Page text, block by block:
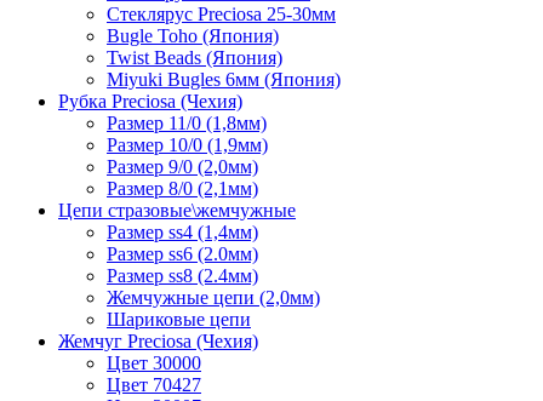
Стеклярус Preciosa 25-30мм
Bugle Toho (Япония)
Twist Beads (Япония)
Miyuki Bugles 6мм (Япония)
Рубка Preciosa (Чехия)
Размер 11/0 (1,8мм)
Размер 10/0 (1,9мм)
Размер 9/0 (2,0мм)
Размер 8/0 (2,1мм)
Цепи стразовые\жемчужные
Размер ss4 (1,4мм)
Размер ss6 (2.0мм)
Размер ss8 (2.4мм)
Жемчужные цепи (2,0мм)
Шариковые цепи
Жемчуг Preciosa (Чехия)
Цвет 30000
Цвет 70427